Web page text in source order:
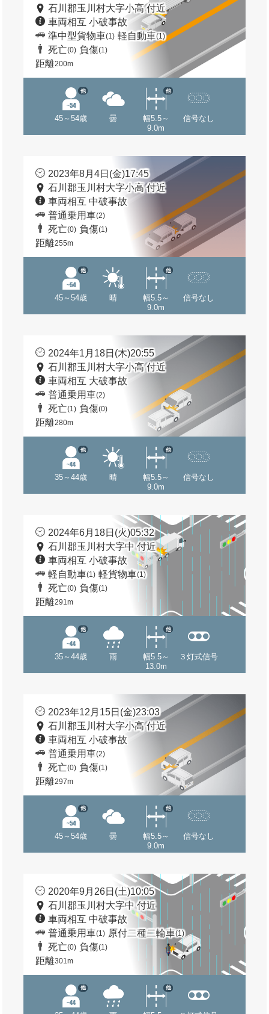
石川郡玉川村大字小高 付近
車両相互 小破事故
準中型貨物車(1) 軽自動車(1)
死亡(0) 負傷(1)
距離200m
45～54歳
他
曇
幅5.5～
9.0m
他
信号なし
2023年8月4日(金)17:45
石川郡玉川村大字小高 付近
車両相互 中破事故
普通乗用車(2)
死亡(0) 負傷(1)
距離255m
45～54歳
他
晴
幅5.5～
9.0m
他
信号なし
2024年1月18日(木)20:55
石川郡玉川村大字小高 付近
車両相互 大破事故
普通乗用車(2)
死亡(1) 負傷(0)
距離280m
35～44歳
他
晴
幅5.5～
9.0m
他
信号なし
2024年6月18日(火)05:32
石川郡玉川村大字中 付近
車両相互 小破事故
軽自動車(1) 軽貨物車(1)
死亡(0) 負傷(1)
距離291m
35～44歳
他
雨
幅5.5～
13.0m
他
３灯式信号
2023年12月15日(金)23:03
石川郡玉川村大字小高 付近
車両相互 小破事故
普通乗用車(2)
死亡(0) 負傷(1)
距離297m
45～54歳
他
曇
幅5.5～
9.0m
他
信号なし
2020年9月26日(土)10:05
石川郡玉川村大字中 付近
車両相互 中破事故
普通乗用車(1) 原付二種二輪車(1)
死亡(0) 負傷(1)
距離301m
他 他